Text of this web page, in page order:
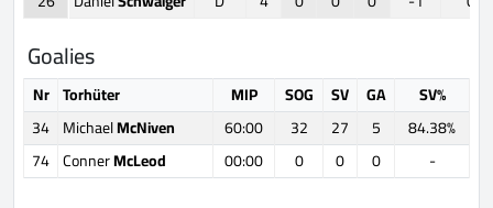
Goalies
Nr Torhüter MIP SOG SV GA
SV%
34 MichaelMcNiven 60:00 32 27 5
84.38%
74 ConnerMcLeod 00:00 0 0 0 -